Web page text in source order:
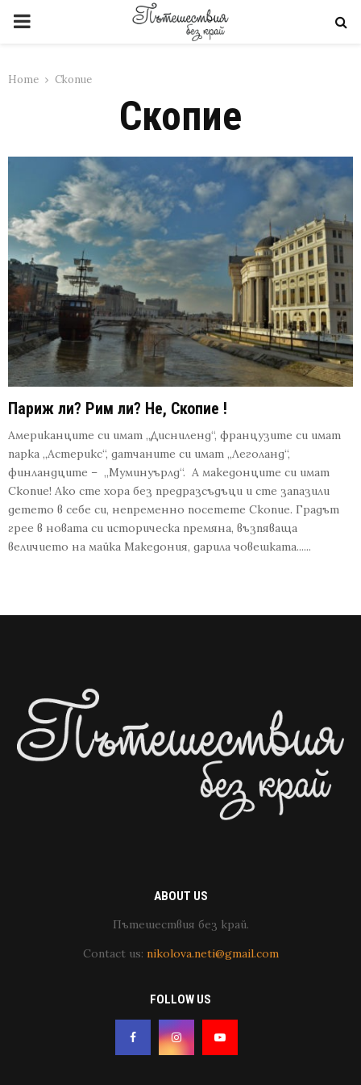
PRIMARY
Home Скопие
Скопие
Париж ли? Рим ли? Не, Скопие !
Американците си имат „Дисниленд“, французите си имат
парка „Астерикс“, датчаните си имат „Леголанд“,
финландците – „Муминуърлд“. А македонците си имат
Скопие! Ако сте хора без предразсъдъци и сте запазили
детето в себе си, непременно посетете Скопие. Градът
грее в новата си историческа премяна, възпяваща
величието на майка Македония, дарила човешката......
ABOUT US
Пътешествия без край.
Contact us: nikolova.neti@gmail.com
FOLLOW US